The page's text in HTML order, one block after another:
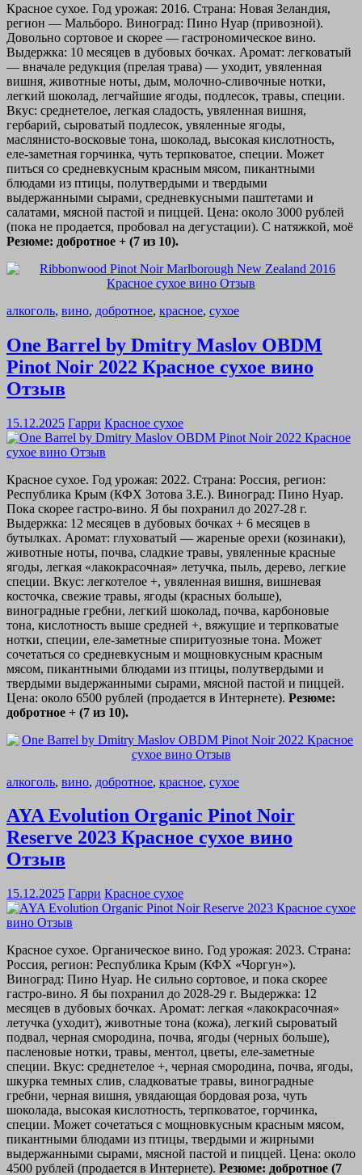
Красное сухое. Год урожая: 2016. Страна: Новая Зеландия,
регион — Мальборо. Виноград: Пино Нуар (привозной).
Довольно сортовое и скорее — гастрономическое вино.
Выдержка: 10 месяцев в дубовых бочках. Аромат: легковатый
— вначале редукция (прелая трава) — уходит, увяленная
вишня, животные ноты, дым, молочно-сливочные нотки,
легкий шоколад, легчайшие ягоды, подлесок, травы, специи.
Вкус: среднетелое, легкая сладость, увяленная вишня,
гербарий, сыроватый подлесок, увяленные ягоды,
маслянисто-восковые тона, шоколад, высокая кислотность,
еле-заметная горчинка, чуть терпковатое, специи. Может
питься со средневкусным красным мясом, пикантными
блюдами из птицы, полутвердыми и твердыми
выдержанными сырами, средневкусными паштетами и
салатами, мясной пастой и пиццей. Цена: около 3000 рублей
(пока не продается, пробовал на дегустации). С натяжкой, моё
Резюме: добротное + (7 из 10).
алкоголь, вино, добротное, красное, сухое
One Barrel by Dmitry Maslov OBDM
Pinot Noir 2022 Красное сухое вино
Отзыв
15.12.2025 Гарри Красное сухое
Красное сухое. Год урожая: 2022. Страна: Россия, регион:
Республика Крым (КФХ Зотова З.Е.). Виноград: Пино Нуар.
Пока скорее гастро-вино. Я бы похранил до 2027-28 г.
Выдержка: 12 месяцев в дубовых бочках + 6 месяцев в
бутылках. Аромат: глуховатый — жареные орехи (козинаки),
животные ноты, почва, сладкие травы, увяленные красные
ягоды, легкая «лакокрасочная» летучка, пыль, дерево, легкие
специи. Вкус: легкотелое +, увяленная вишня, вишневая
косточка, свежие травы, ягоды (красных больше),
виноградные гребни, легкий шоколад, почва, карбоновые
тона, кислотность выше средней +, вяжущие и терпковатые
нотки, специи, еле-заметные спиритуозные тона. Может
сочетаться со средневкусным и мощновкусным красным
мясом, пикантными блюдами из птицы, полутвердыми и
твердыми выдержанными сырами, мясной пастой и пиццей.
Цена: около 6500 рублей (продается в Интернете). Резюме:
добротное + (7 из 10).
алкоголь, вино, добротное, красное, сухое
AYA Evolution Organic Pinot Noir
Reserve 2023 Красное сухое вино
Отзыв
15.12.2025 Гарри Красное сухое
Красное сухое. Органическое вино. Год урожая: 2023. Страна:
Россия, регион: Республика Крым (КФХ «Чоргун»).
Виноград: Пино Нуар. Не сильно сортовое, и пока скорее
гастро-вино. Я бы похранил до 2028-29 г. Выдержка: 12
месяцев в дубовых бочках. Аромат: легкая «лакокрасочная»
летучка (уходит), животные тона (кожа), легкий сыроватый
подвал, черная смородина, почва, ягоды (черных больше),
пасленовые нотки, травы, ментол, цветы, еле-заметные
специи. Вкус: среднетелое +, черная смородина, почва, ягоды,
шкурка темных слив, сладковатые травы, виноградные
гребни, черная вишня, увядающая бордовая роза, чуть
шоколада, высокая кислотность, терпковатое, горчинка,
специи. Может сочетаться с мощновкусным красным мясом,
пикантными блюдами из птицы, твердыми и жирными
выдержанными сырами, мясной пастой и пиццей. Цена: около
4500 рублей (продается в Интернете). Резюме: добротное (7